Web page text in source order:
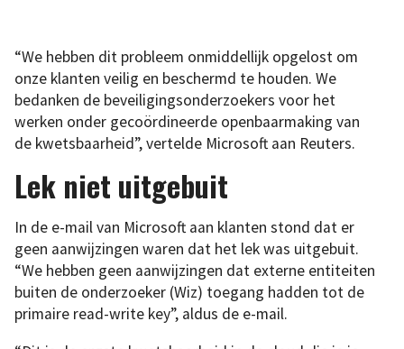
“We hebben dit probleem onmiddellijk opgelost om
onze klanten veilig en beschermd te houden. We
bedanken de beveiligingsonderzoekers voor het
werken onder gecoördineerde openbaarmaking van
de kwetsbaarheid”, vertelde Microsoft aan Reuters.
Lek niet uitgebuit
In de e-mail van Microsoft aan klanten stond dat er
geen aanwijzingen waren dat het lek was uitgebuit.
“We hebben geen aanwijzingen dat externe entiteiten
buiten de onderzoeker (Wiz) toegang hadden tot de
primaire read-write key”, aldus de e-mail.